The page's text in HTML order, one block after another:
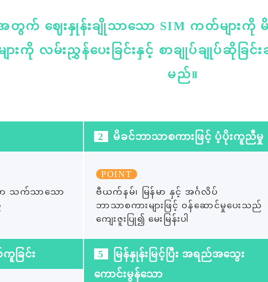
းအတွက် ဈေးနှုန်းချိုသာသော SIM ကတ်များကို
းကို လမ်းညွှန်ပေးခြင်းနှင့် စာချုပ်ချုပ်ဆိုခြင်
မည်။
ာ သက်သာသော
2 မိခင်ဘာသာစကားဖြင့် ပံ့ပိုးကူညီမှု
POINT
ဗီယက်နမ်၊ မြန်မာ နှင့် အင်္ဂလိပ်
ဘာသာစကားများဖြင့် ဝန်ဆောင်မှုပေးသည်
ကျေးဇူးပြု၍ မေးမြန်းပါ
ခြင်း 5
မြန်နှုန်းမြင့်ပြီး အရည်အသွေး
ကောင်းမွန်သော